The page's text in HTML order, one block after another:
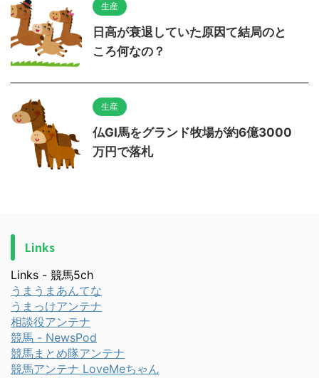
生産
日高が衰退していた原因て結局のと
ころ何なの？
生産
仏GI馬をグランド牧場が約6億3000
万円で落札
Links
Links - 競馬5ch
うまうまあんてな
うまっけアンテナ
相談役アンテナ
競馬 - NewsPod
競馬まとめ隊アンテナ
競馬アンテナ LoveMeちゃん